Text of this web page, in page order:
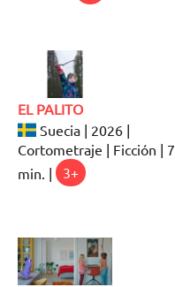
EL PALITO
Suecia | 2026 |
Cortometraje | Ficción | 7
min. |
3+